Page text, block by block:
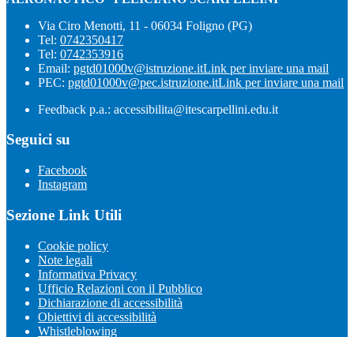
Via Ciro Menotti, 11 - 06034 Foligno (PG)
Tel: 0742350417
Tel: 0742353916
Email: pgtd01000v@istruzione.itLink per inviare una mail
PEC: pgtd01000v@pec.istruzione.itLink per inviare una mail
Feedback p.a.: accessibilita@itescarpellini.edu.it
Seguici su
Facebook
Instagram
Sezione Link Utili
Cookie policy
Note legali
Informativa Privacy
Ufficio Relazioni con il Pubblico
Dichiarazione di accessibilità
Obiettivi di accessibilità
Whistleblowing